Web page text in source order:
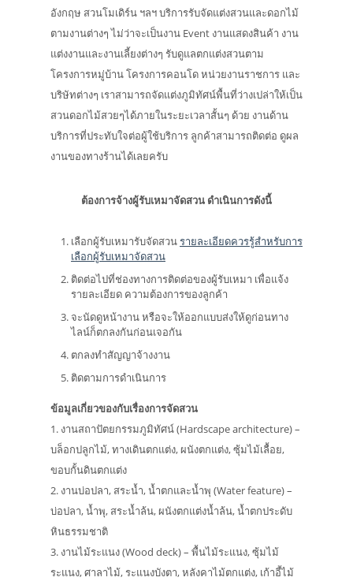
อังกฤษ สวนโมเดิร์น ฯลฯ บริการรับจัดแต่งสวนและดอกไม้
ตามงานต่างๆ ไม่ว่าจะเป็นงาน Event งานแสดงสินค้า งาน
แต่งงานและงานเลี้ยงต่างๆ รับดูแลตกแต่งสวนตาม
โครงการหมู่บ้าน โครงการคอนโด หน่วยงานราชการ และ
บริษัทต่างๆ เราสามารถจัดแต่งภูมิทัศน์พื้นที่ว่างเปล่าให้เป็น
สวนดอกไม้สวยๆได้ภายในระยะเวลาสั้นๆ ด้วย งานด้าน
บริการที่ประทับใจต่อผู้ใช้บริการ ลูกค้าสามารถติดต่อ ดูผล
งานของทางร้านได้เลยครับ
ต้องการจ้างผู้รับเหมาจัดสวน ดำเนินการดังนี้
เลือกผู้รับเหมารับจัดสวนรายละเอียดควรรู้สำหรับการ
เลือกผู้รับเหมาจัดสวน
ติดต่อไปที่ช่องทางการติดต่อของผู้รับเหมา เพื่อแจ้ง
รายละเอียด ความต้องการของลูกค้า
จะนัดดูหน้างาน หรือจะให้ออกแบบส่งให้ดูก่อนทาง
ไลน์ก็ตกลงกันก่อนเจอกัน
ตกลงทำสัญญาจ้างงาน
ติดตามการดำเนินการ
ข้อมูลเกี่ยวของกับเรื่องการจัดสวน
1. งานสถาปัตยกรรมภูมิทัศน์ (Hardscape architecture) –
บล็อกปลูกไม้, ทางเดินตกแต่ง, ผนังตกแต่ง, ซุ้มไม้เลื้อย,
ขอบกั้นดินตกแต่ง
2. งานบ่อปลา, สระน้ำ, น้ำตกและน้ำพุ (Water feature) –
บ่อปลา, น้ำพุ, สระน้ำล้น, ผนังตกแต่งน้ำล้น, น้ำตกประดับ
หินธรรมชาติ
3. งานไม้ระแนง (Wood deck) – พื้นไม้ระแนง, ซุ้มไม้
ระแนง, ศาลาไม้, ระแนงบังตา, หลังคาไม้ตกแต่ง, เก้าอี้ไม้